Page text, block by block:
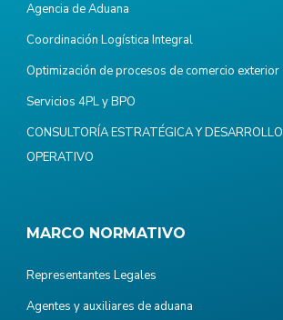
Agencia de Aduana
Coordinación Logística Integral
Optimización de procesos de comercio exterior
Servicios 4PL y BPO
CONSULTORÍA ESTRATÉGICA Y DESARROLLO
OPERATIVO
MARCO NORMATIVO
Representantes Legales
Agentes y auxiliares de aduana